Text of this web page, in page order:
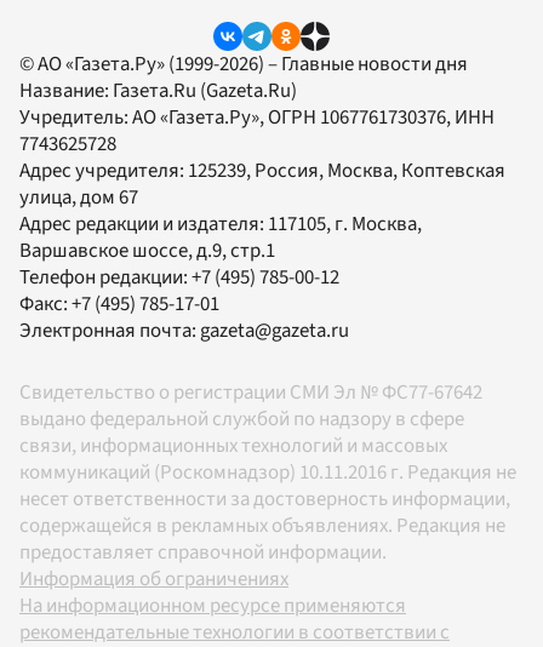
© АО «Газета.Ру» (1999-2026) – Главные новости дня
Название: Газета.Ru (Gazeta.Ru)
Учредитель:АО «Газета.Ру», ОГРН 1067761730376, ИНН
7743625728
Адрес учредителя: 125239, Россия, Москва, Коптевская
улица, дом 67
Адрес редакции и издателя: 117105, г. Москва,
Варшавское шоссе, д.9, стр.1
Телефон редакции:+7 (495) 785-00-12
Факс:+7 (495) 785-17-01
Электронная почта:gazeta@gazeta.ru
Свидетельство о регистрации СМИ Эл № ФС77-67642
выдано федеральной службой по надзору в сфере
связи, информационных технологий и массовых
коммуникаций (Роскомнадзор) 10.11.2016 г. Редакция не
несет ответственности за достоверность информации,
содержащейся в рекламных объявлениях. Редакция не
предоставляет справочной информации.
Информация об ограничениях
На информационном ресурсе применяются
рекомендательные технологии в соответствии с